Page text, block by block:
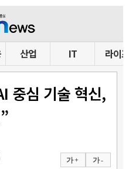
산업 IT 라이프
중심 기술 혁신,
가 + 가 -